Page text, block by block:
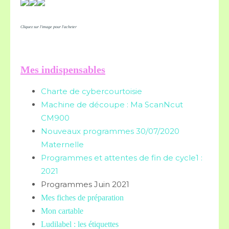
Cliquez sur l'image pour l'acheter
Mes indispensables
Charte de cybercourtoisie
Machine de découpe : Ma ScanNcut
CM900
Nouveaux programmes 30/07/2020
Maternelle
Programmes et attentes de fin de cycle1 :
2021
Programmes Juin 2021
Mes fiches de préparation
Mon cartable
Ludilabel : les étiquettes